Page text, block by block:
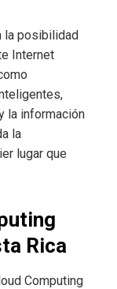
la posibilidad
Internet
la información
la
lugar que
Rica
Computing